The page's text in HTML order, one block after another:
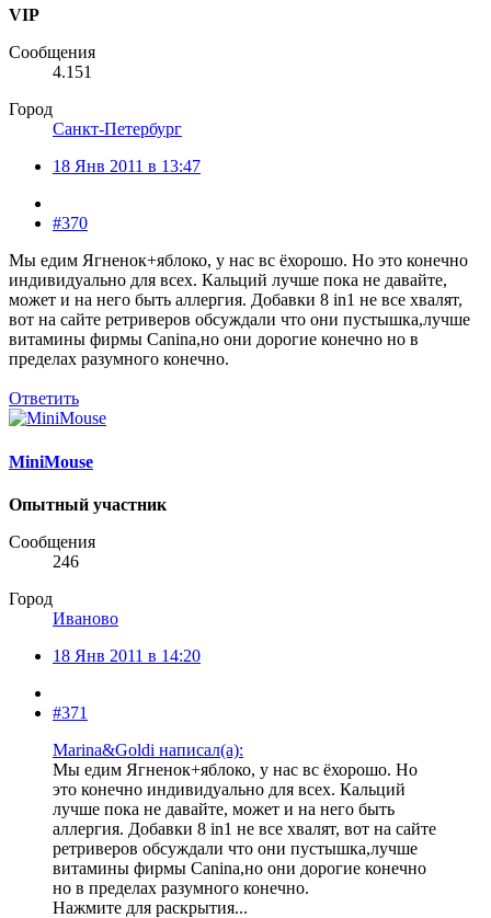
VIP
Сообщения
4.151
Город
Санкт-Петербург
18 Янв 2011 в 13:47
#370
Мы едим Ягненок+яблоко, у нас вс ёхорошо. Но это конечно
индивидуально для всех. Кальций лучше пока не давайте,
может и на него быть аллергия. Добавки 8 in1 не все хвалят,
вот на сайте ретриверов обсуждали что они пустышка,лучше
витамины фирмы Canina,но они дорогие конечно но в
пределах разумного конечно.
Ответить
MiniMouse
Опытный участник
Сообщения
246
Город
Иваново
18 Янв 2011 в 14:20
#371
Marina&Goldi написал(а):
Мы едим Ягненок+яблоко, у нас вс ёхорошо. Но
это конечно индивидуально для всех. Кальций
лучше пока не давайте, может и на него быть
аллергия. Добавки 8 in1 не все хвалят, вот на сайте
ретриверов обсуждали что они пустышка,лучше
витамины фирмы Canina,но они дорогие конечно
но в пределах разумного конечно.
Нажмите для раскрытия...